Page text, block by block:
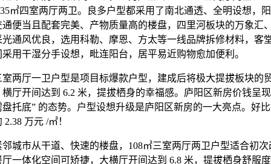
㎡四室两厅两卫。良多户型都采用了南北通透、全明设想，
便当且配套完美、产物质量高的楼盘，四里河板块的万象汇
通风优良，选用科勒、摩恩、方太等一线品牌拆修材料，客
用干湿分手设想，毗连阳台，居平易近购物愈加便利。
厅一卫户型是项目标爆款户型，建成后将极大提拔板块的
厅开间达到 6.2 米，提拔栖身的幸福感。庐阳区新房价钱呈
托底” 的态势。户型设想升级是庐阳区新房的一大亮点。好
万元 /㎡！
市从干道、快速的楼盘，108㎡三室两厅两卫户型适合初次
一体化空间可矫捷，大横厅开间达到 6.8 米，提拔栖身舒服